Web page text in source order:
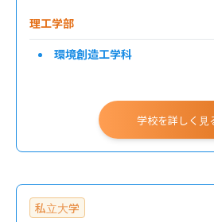
理工学部
環境創造工学科
学校を詳しく見
私立大学